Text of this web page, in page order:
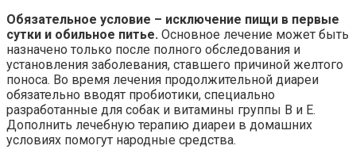
Обязательное условие – исключение пищи в первые
сутки и обильное питье. Основное лечение может быть
назначено только после полного обследования и
установления заболевания, ставшего причиной желтого
поноса. Во время лечения продолжительной диареи
обязательно вводят пробиотики, специально
разработанные для собак и витамины группы В и Е.
Дополнить лечебную терапию диареи в домашних
условиях помогут народные средства.